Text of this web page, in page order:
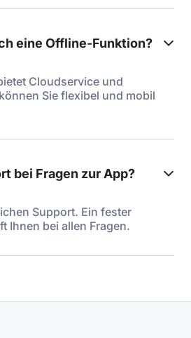
eine Offline-Funktion?
Cloudservice und
Sie flexibel und mobil
bei Fragen zur App?
Support. Ein fester
Ihnen bei allen Fragen.